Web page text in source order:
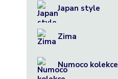
Japan style
Zima
Numoco kolekce